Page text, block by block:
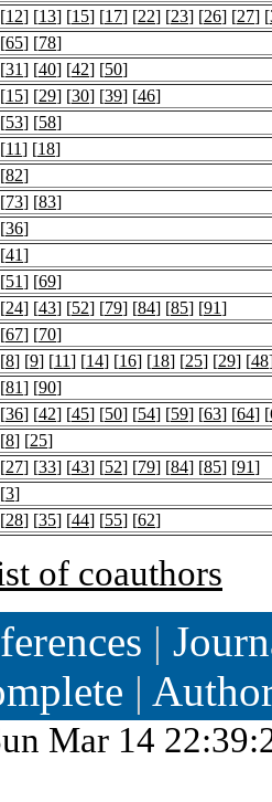
[12] [13] [15] [17] [22] [23] [26] [27] [
[65] [78]
[31] [40] [42] [50]
[15] [29] [30] [39] [46]
[53] [58]
[11] [18]
[82]
[73] [83]
[36]
[41]
[51] [69]
[24] [43] [52] [79] [84] [85] [91]
[67] [70]
[8] [9] [11] [14] [16] [18] [25] [29] [48
[81] [90]
[36] [42] [45] [50] [54] [59] [63] [64] [
[8] [25]
[27] [33] [43] [52] [79] [84] [85] [91]
[3]
[28] [35] [44] [55] [62]
of coauthors
|
|
Mar 14